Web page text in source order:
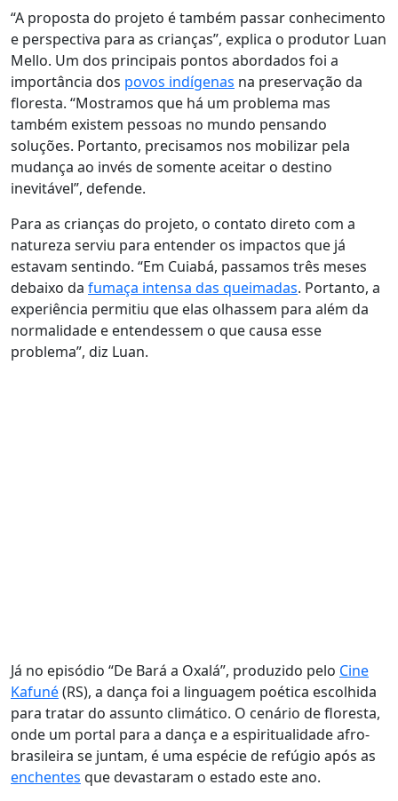
“A proposta do projeto é também passar conhecimento
e perspectiva para as crianças”, explica o produtor Luan
Mello. Um dos principais pontos abordados foi a
importância dos povos indígenas na preservação da
floresta. “Mostramos que há um problema mas
também existem pessoas no mundo pensando
soluções. Portanto, precisamos nos mobilizar pela
mudança ao invés de somente aceitar o destino
inevitável”, defende.
Para as crianças do projeto, o contato direto com a
natureza serviu para entender os impactos que já
estavam sentindo. “Em Cuiabá, passamos três meses
debaixo da fumaça intensa das queimadas. Portanto, a
experiência permitiu que elas olhassem para além da
normalidade e entendessem o que causa esse
problema”, diz Luan.
Já no episódio “De Bará a Oxalá”, produzido pelo Cine
Kafuné(RS), a dança foi a linguagem poética escolhida
para tratar do assunto climático. O cenário de floresta,
onde um portal para a dança e a espiritualidade afro-
brasileira se juntam, é uma espécie de refúgio após as
enchentes que devastaram o estado este ano.